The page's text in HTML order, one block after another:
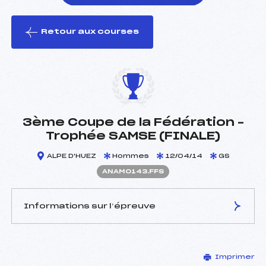
le ski
Retour aux courses
3ème Coupe de la Fédération –
Trophée SAMSE (FINALE)
ALPE D'HUEZ Hommes 12/04/14 GS
ANAM0143.FFS
Informations sur l’épreuve
PIGELET GREVY ANNE
Imprimer